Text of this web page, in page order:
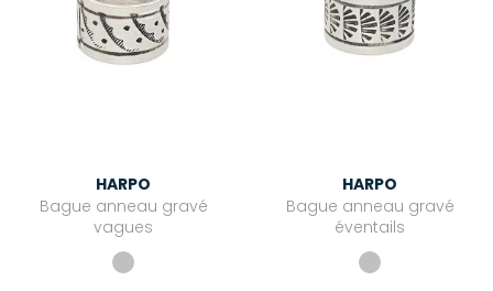
HARPO
Bague anneau gravé
vagues
HARPO
Bague anneau gravé
éventails